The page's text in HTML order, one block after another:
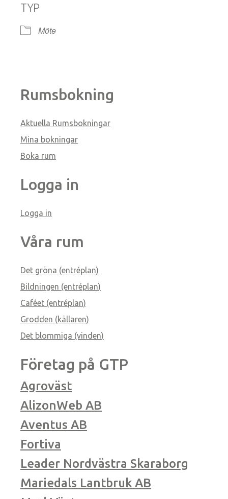
TYP
Möte
Rumsbokning
Aktuella Rumsbokningar
Mina bokningar
Boka rum
Logga in
Logga in
Våra rum
Det gröna (entréplan)
Bildningen (entréplan)
Caféet (entréplan)
Grodden (källaren)
Det blommiga (vinden)
Företag på GTP
Agroväst
AlizonWeb AB
Aventus AB
Fortiva
Leader Nordvästra Skaraborg
Mariedals Lantbruk AB